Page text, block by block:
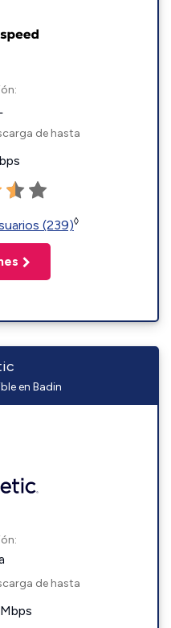
de hasta
(239)◊
en Badin
de hasta
Mbps